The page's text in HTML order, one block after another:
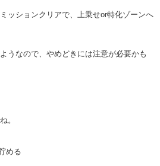
ッションクリアで、上乗せor特化ゾーンへ
うなので、やめどきには注意が必要かも
。
める